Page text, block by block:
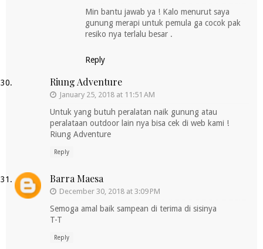
Min bantu jawab ya ! Kalo menurut saya
gunung merapi untuk pemula ga cocok pak
resiko nya terlalu besar .
Reply
Riung Adventure
January 25, 2018 at 11:51 AM
Untuk yang butuh peralatan naik gunung atau
peralataan outdoor lain nya bisa cek di web kami !
Riung Adventure
Reply
Barra Maesa
December 30, 2018 at 3:09 PM
Semoga amal baik sampean di terima di sisinya
T-T
Reply